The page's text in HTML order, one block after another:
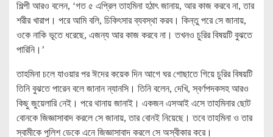
শিল্পী আরও বলেন, ‘গত ৫ এপ্রিল তাহমিনা হঠাৎ জানায়, আর কাজ করবে না, তার
শরীর খারাপ। পরে আমি বলি, চিকিৎসার ব্যবস্থা করব। কিন্তু পরে সে জানায়,
ওকে নাকি ভূতে ধরেছে, এজন্য আর কাজ করবে না। তখনও চুরির বিষয়টি বুঝতে
পারিনি।’
তাহমিনা চলে যাওয়ার পর ঈদের কয়েক দিন আগে ঘর গোছাতে গিয়ে চুরির বিষয়টি
তিনি বুঝতে পারেন বলে জানান ন্যানসি। তিনি বলেন, দেখি, স্বর্ণপদকসহ আরও
কিছু জুয়েলারি নেই। পরে থানায় জানাই। একজন এসআই এসে তাহমিনার ছোট
বোনকে জিজ্ঞাসাবাদ করলে সে জানায়, তার বোনই নিয়েছে। তবে তাহমিনা ও তার
স্বামীকে পুলিশ ডেকে এনে জিজ্ঞাসাবাদ করলে সে অস্বীকার করে।